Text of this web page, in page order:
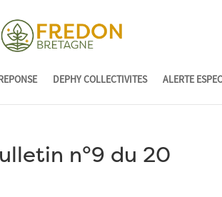
DEPHY COLLECTIVITES ALERTE
n°9 du 20